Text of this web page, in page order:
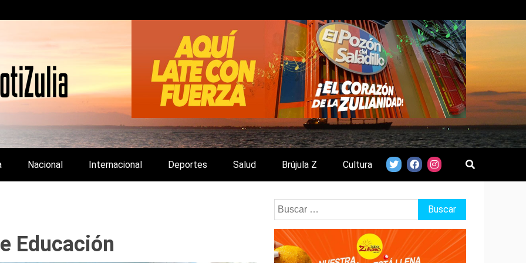
Y DE INTERÉS GENERAL.
Nacional Internacional Deportes Salud Brújula Z Cultura
Educación
Buscar: